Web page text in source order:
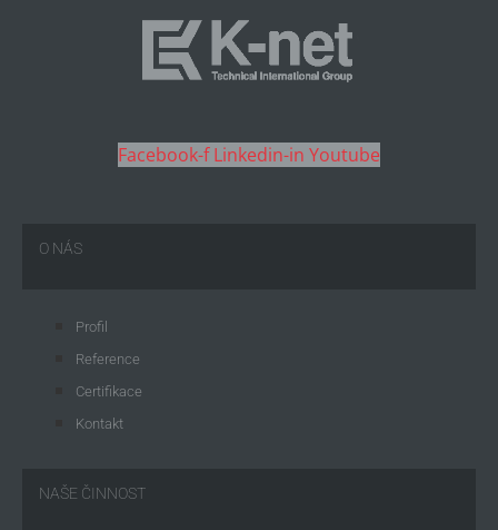
Facebook-f Linkedin-in Youtube
O NÁS
Profil
Reference
Certifikace
Kontakt
NAŠE ČINNOST